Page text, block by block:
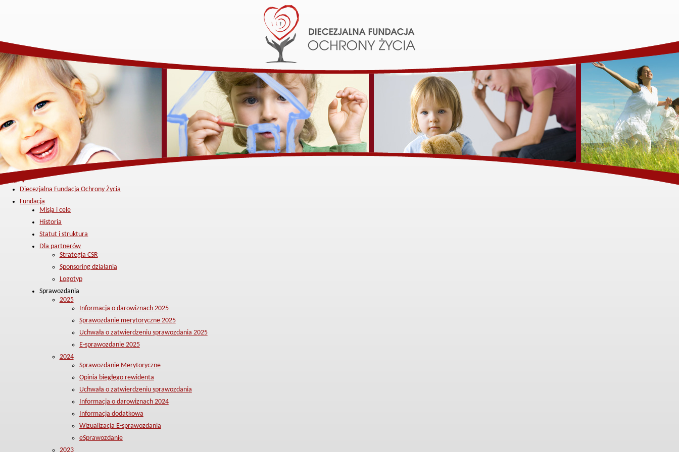
Menu ▼
Diecezjalna Fundacja Ochrony Życia
Fundacja
Misja i cele
Historia
Statut i struktura
Dla partnerów
Strategia CSR
Sponsoring działania
Logotyp
Sprawozdania
2025
Informacja o darowiznach 2025
Sprawozdanie merytoryczne 2025
Uchwała o zatwierdzeniu sprawozdania 2025
E-sprawozdanie 2025
2024
Sprawozdanie Merytoryczne
Opinia biegłego rewidenta
Uchwała o zatwierdzeniu sprawozdania
Informacja o darowiznach 2024
Informacja dodatkowa
Wizualizacja E-sprawozdania
eSprawozdanie
2023